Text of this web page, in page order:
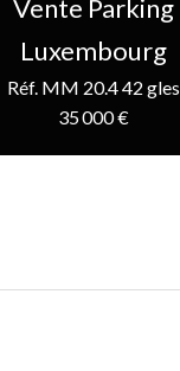
Vente Parking
Luxembourg
Réf. MM 20.4 42 gles
35 000 €